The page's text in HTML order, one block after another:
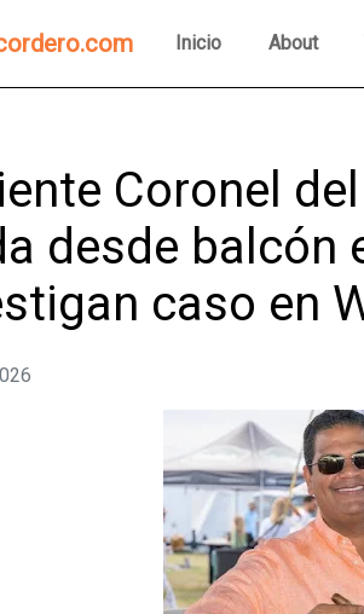
Inicio About
Coronel
desde balcón
caso en